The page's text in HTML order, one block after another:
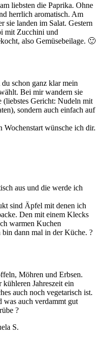
liebsten die Paprika. Ohne
herrlich aromatisch. Am
sie landen im Salat. Gestern
mit Zucchini und
also Gemüsebeilage. 🙂
schon ganz klar mein
Bei mir wandern sie
(liebstes Gericht: Nudeln mit
sondern auch einfach auf
Wochenstart wünsche ich dir.
aus und die werde ich
sind Äpfel mit denen ich
Den mit einem Klecks
warmen Kuchen
dann mal in der Küche. ?
Möhren und Erbsen.
Jahreszeit ein
auch noch vegetarisch ist.
was auch verdammt gut
?
S.